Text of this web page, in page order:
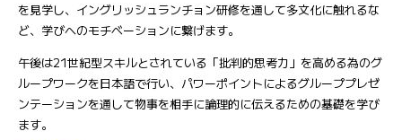
を見学し、イングリッシュランチョン研修を通して多文化に触れるな
ど、学びへのモチベーションに繋げます。
午後は21世紀型スキルとされている「批判的思考力」を高める為のグ
ループワークを日本語で行い、パワーポイントによるグループプレゼ
ンテーションを通して物事を相手に論理的に伝えるための基礎を学び
ます。